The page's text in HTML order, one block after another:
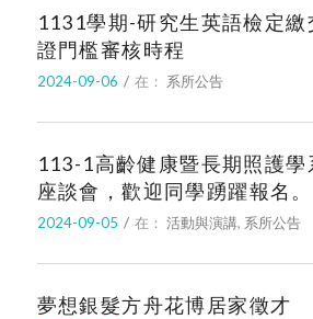
1131學期-研究生英語檢定繳
證門檻審核時程
2024-09-06 / 在： 系所公告
113-1高齡健康暨長期照護學
座談會，歡迎同學踴躍報名。
2024-09-05 / 在： 活動與演講, 系所公告
夢想銀髮方舟花博居家徵才